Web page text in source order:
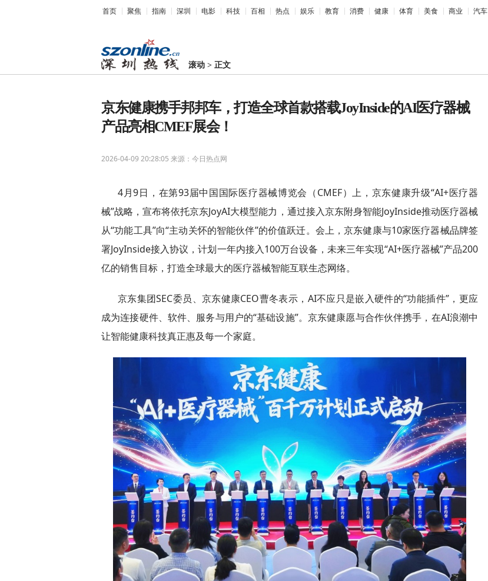
首页 聚焦 指南 深圳 电影 科技 百相 热点 娱乐 教育 消费 健康 体育 美食 商业 汽车
滚动 >正文
京东健康携手邦邦车，打造全球首款搭载JoyInside的AI医疗器械
产品亮相CMEF展会！
2026-04-09 20:28:05 来源：今日热点网
4月9日，在第93届中国国际医疗器械博览会（CMEF）上，京东健康升级“AI+医疗器
械”战略，宣布将依托京东JoyAI大模型能力，通过接入京东附身智能JoyInside推动医疗器械
从“功能工具”向“主动关怀的智能伙伴”的价值跃迁。会上，京东健康与10家医疗器械品牌签
署JoyInside接入协议，计划一年内接入100万台设备，未来三年实现“AI+医疗器械”产品200
亿的销售目标，打造全球最大的医疗器械智能互联生态网络。
京东集团SEC委员、京东健康CEO曹冬表示，AI不应只是嵌入硬件的“功能插件”，更应
成为连接硬件、软件、服务与用户的“基础设施”。京东健康愿与合作伙伴携手，在AI浪潮中
让智能健康科技真正惠及每一个家庭。